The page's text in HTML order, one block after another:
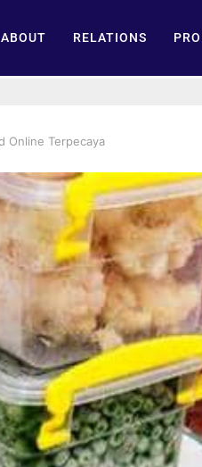
ABOUT RELATIONS
Online Terpecaya